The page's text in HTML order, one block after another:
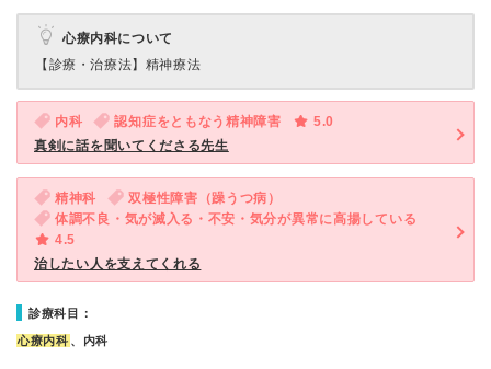
心療内科について
【診療・治療法】 精神療法
内科 認知症をともなう精神障害
5.0
真剣に話を聞いてくださる先生
精神科
双極性障害（躁うつ病）
体調不良・気が滅入る・不安・気分が異常に高揚している
4.5
治したい人を支えてくれる
診療科目：
心療内科 、内科